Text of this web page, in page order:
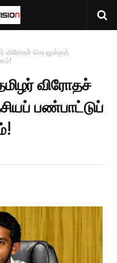
விரோதச் செயலுக்குத்
விரோதச்
பண்பாட்டுப்